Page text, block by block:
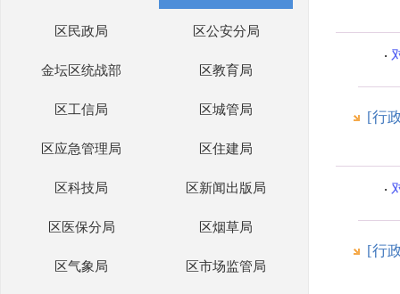
区民政局 区公安分局
金坛区统战部 区教育局
区工信局 区城管局
区应急管理局 区住建局
区科技局 区新闻出版局
区医保分局 区烟草局
区气象局 区市场监管局
[行
[行